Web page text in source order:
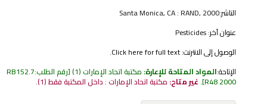
الناشر:Santa Monica, CA : RAND, 2000
عنوان آخر:Pesticides
الوصول إلى الانترنت:Click here for full text.
الإتاحة:المواد المتاحة للإعارة: مكتبة اتحاد الإمارات (1) رقم الطلب:RB152.7
R48 2000
.غير متاح: مكتبة اتحاد الإمارات : داخل المكتبة فقط(1).